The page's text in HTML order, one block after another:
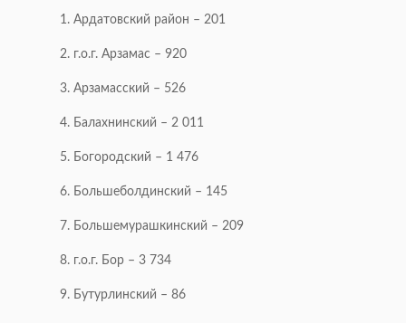
1. Ардатовский район – 201
2. г.о.г. Арзамас – 920
3. Арзамасский – 526
4. Балахнинский – 2 011
5. Богородский – 1 476
6. Большеболдинский – 145
7. Большемурашкинский – 209
8. г.о.г. Бор – 3 734
9. Бутурлинский – 86